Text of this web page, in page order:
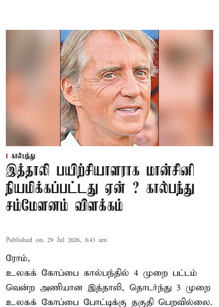
கால்பந்து
இத்தாலி பயிற்சியாளராக மான்சினி
நியமிக்கப்பட்டது ஏன் ? கால்பந்து
சம்மேளனம் விளக்கம்
Published on: 29 Jul 2026, 8:43 am
ரோம்,
உலகக் கோப்பை கால்பந்தில் 4 முறை பட்டம்
வென்ற அணியான இத்தாலி, தொடர்ந்து 3 முறை
உலகக் கோப்பை போட்டிக்கு தகுதி பெறவில்லை.